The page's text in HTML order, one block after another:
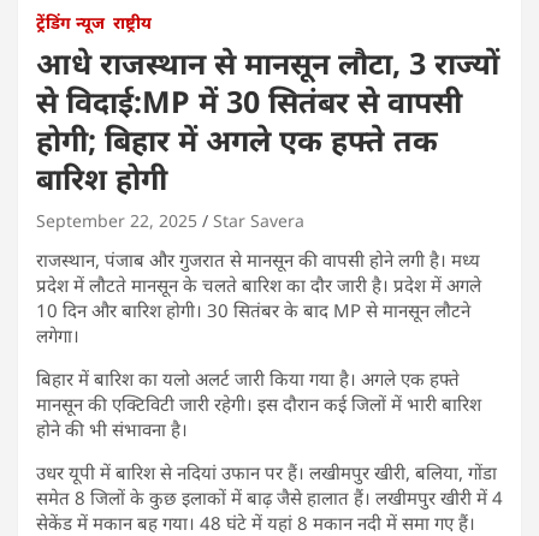
ट्रेंडिंग न्यूज राष्ट्रीय
आधे राजस्थान से मानसून लौटा, 3 राज्यों
से विदाई:MP में 30 सितंबर से वापसी
होगी; बिहार में अगले एक हफ्ते तक
बारिश होगी
September 22, 2025 Star Savera
राजस्थान, पंजाब और गुजरात से मानसून की वापसी होने लगी है। मध्य
प्रदेश में लौटते मानसून के चलते बारिश का दौर जारी है। प्रदेश में अगले
10 दिन और बारिश होगी। 30 सितंबर के बाद MP से मानसून लौटने
लगेगा।
बिहार में बारिश का यलो अलर्ट जारी किया गया है। अगले एक हफ्ते
मानसून की एक्टिविटी जारी रहेगी। इस दौरान कई जिलों में भारी बारिश
होने की भी संभावना है।
उधर यूपी में बारिश से नदियां उफान पर हैं। लखीमपुर खीरी, बलिया, गोंडा
समेत 8 जिलों के कुछ इलाकों में बाढ़ जैसे हालात हैं। लखीमपुर खीरी में 4
सेकेंड में मकान बह गया। 48 घंटे में यहां 8 मकान नदी में समा गए हैं।